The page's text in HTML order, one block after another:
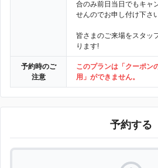
合のみ前日当日でもキャ
せんのでお申し付け下さ
皆さまのご来場をスタッ
ります!
予約時のご
注意
このプランは「クーポン
用」ができません。
予約する